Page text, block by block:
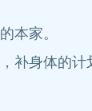
本家。
补身体的计